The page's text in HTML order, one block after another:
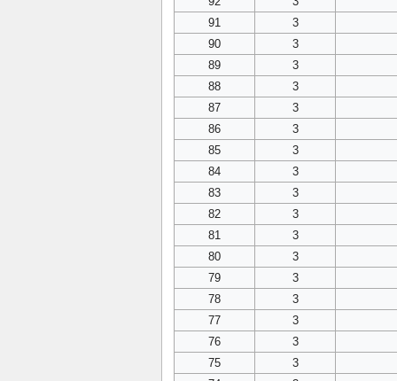
91
3
90
3
89
3
88
3
87
3
86
3
85
3
84
3
83
3
82
3
81
3
80
3
79
3
78
3
77
3
76
3
75
3